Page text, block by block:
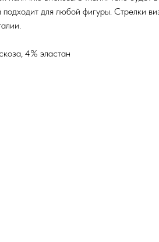
для любой фигуры. Стрелки
4% эластан